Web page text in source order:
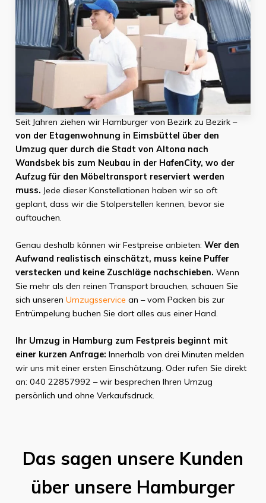
Seit Jahren ziehen wir Hamburger von Bezirk zu Bezirk –
von der Etagenwohnung in Eimsbüttel über den
Umzug quer durch die Stadt von Altona nach
Wandsbek bis zum Neubau in der HafenCity, wo der
Aufzug für den Möbeltransport reserviert werden
muss. Jede dieser Konstellationen haben wir so oft
geplant, dass wir die Stolperstellen kennen, bevor sie
auftauchen.
Genau deshalb können wir Festpreise anbieten: Wer den
Aufwand realistisch einschätzt, muss keine Puffer
verstecken und keine Zuschläge nachschieben. Wenn
Sie mehr als den reinen Transport brauchen, schauen Sie
sich unseren Umzugsservice an – vom Packen bis zur
Entrümpelung buchen Sie dort alles aus einer Hand.
Ihr Umzug in Hamburg zum Festpreis beginnt mit
einer kurzen Anfrage: Innerhalb von drei Minuten melden
wir uns mit einer ersten Einschätzung. Oder rufen Sie direkt
an: 040 22857992 – wir besprechen Ihren Umzug
persönlich und ohne Verkaufsdruck.
Das sagen unsere Kunden
über unsere Hamburger